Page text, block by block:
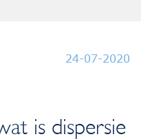
24-07-2020
is dispersie